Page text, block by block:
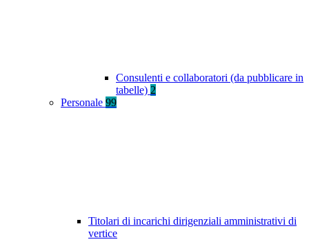
Consulenti e collaboratori (da pubblicare in
tabelle) 2
Personale 99
Titolari di incarichi dirigenziali amministrativi di
vertice